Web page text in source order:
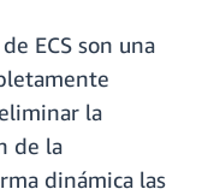
ECS son una
la
de la
dinámica las